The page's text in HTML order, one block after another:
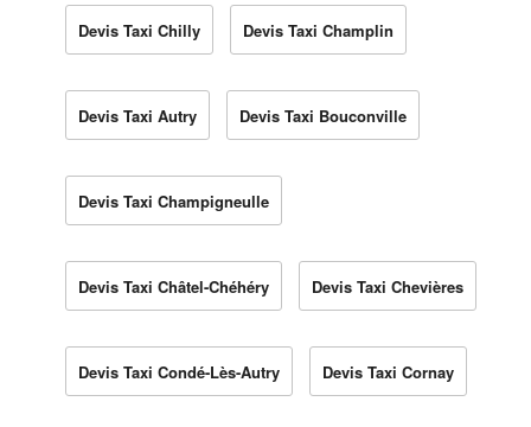
Devis Taxi Chilly Devis Taxi Champlin
Devis Taxi Autry Devis Taxi Bouconville
Devis Taxi Champigneulle
Devis Taxi Châtel-Chéhéry Devis Taxi Chevières
Devis Taxi Condé-Lès-Autry Devis Taxi Cornay